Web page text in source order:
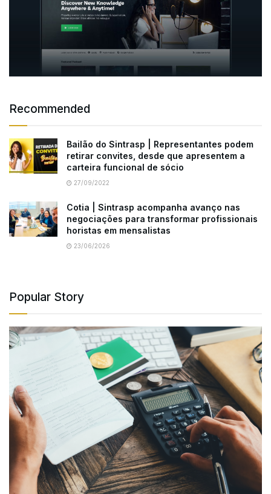
Recommended
Bailão do Sintrasp | Representantes podem
retirar convites, desde que apresentem a
carteira funcional de sócio
27/09/2022
Cotia | Sintrasp acompanha avanço nas
negociações para transformar profissionais
horistas em mensalistas
23/06/2026
Popular Story